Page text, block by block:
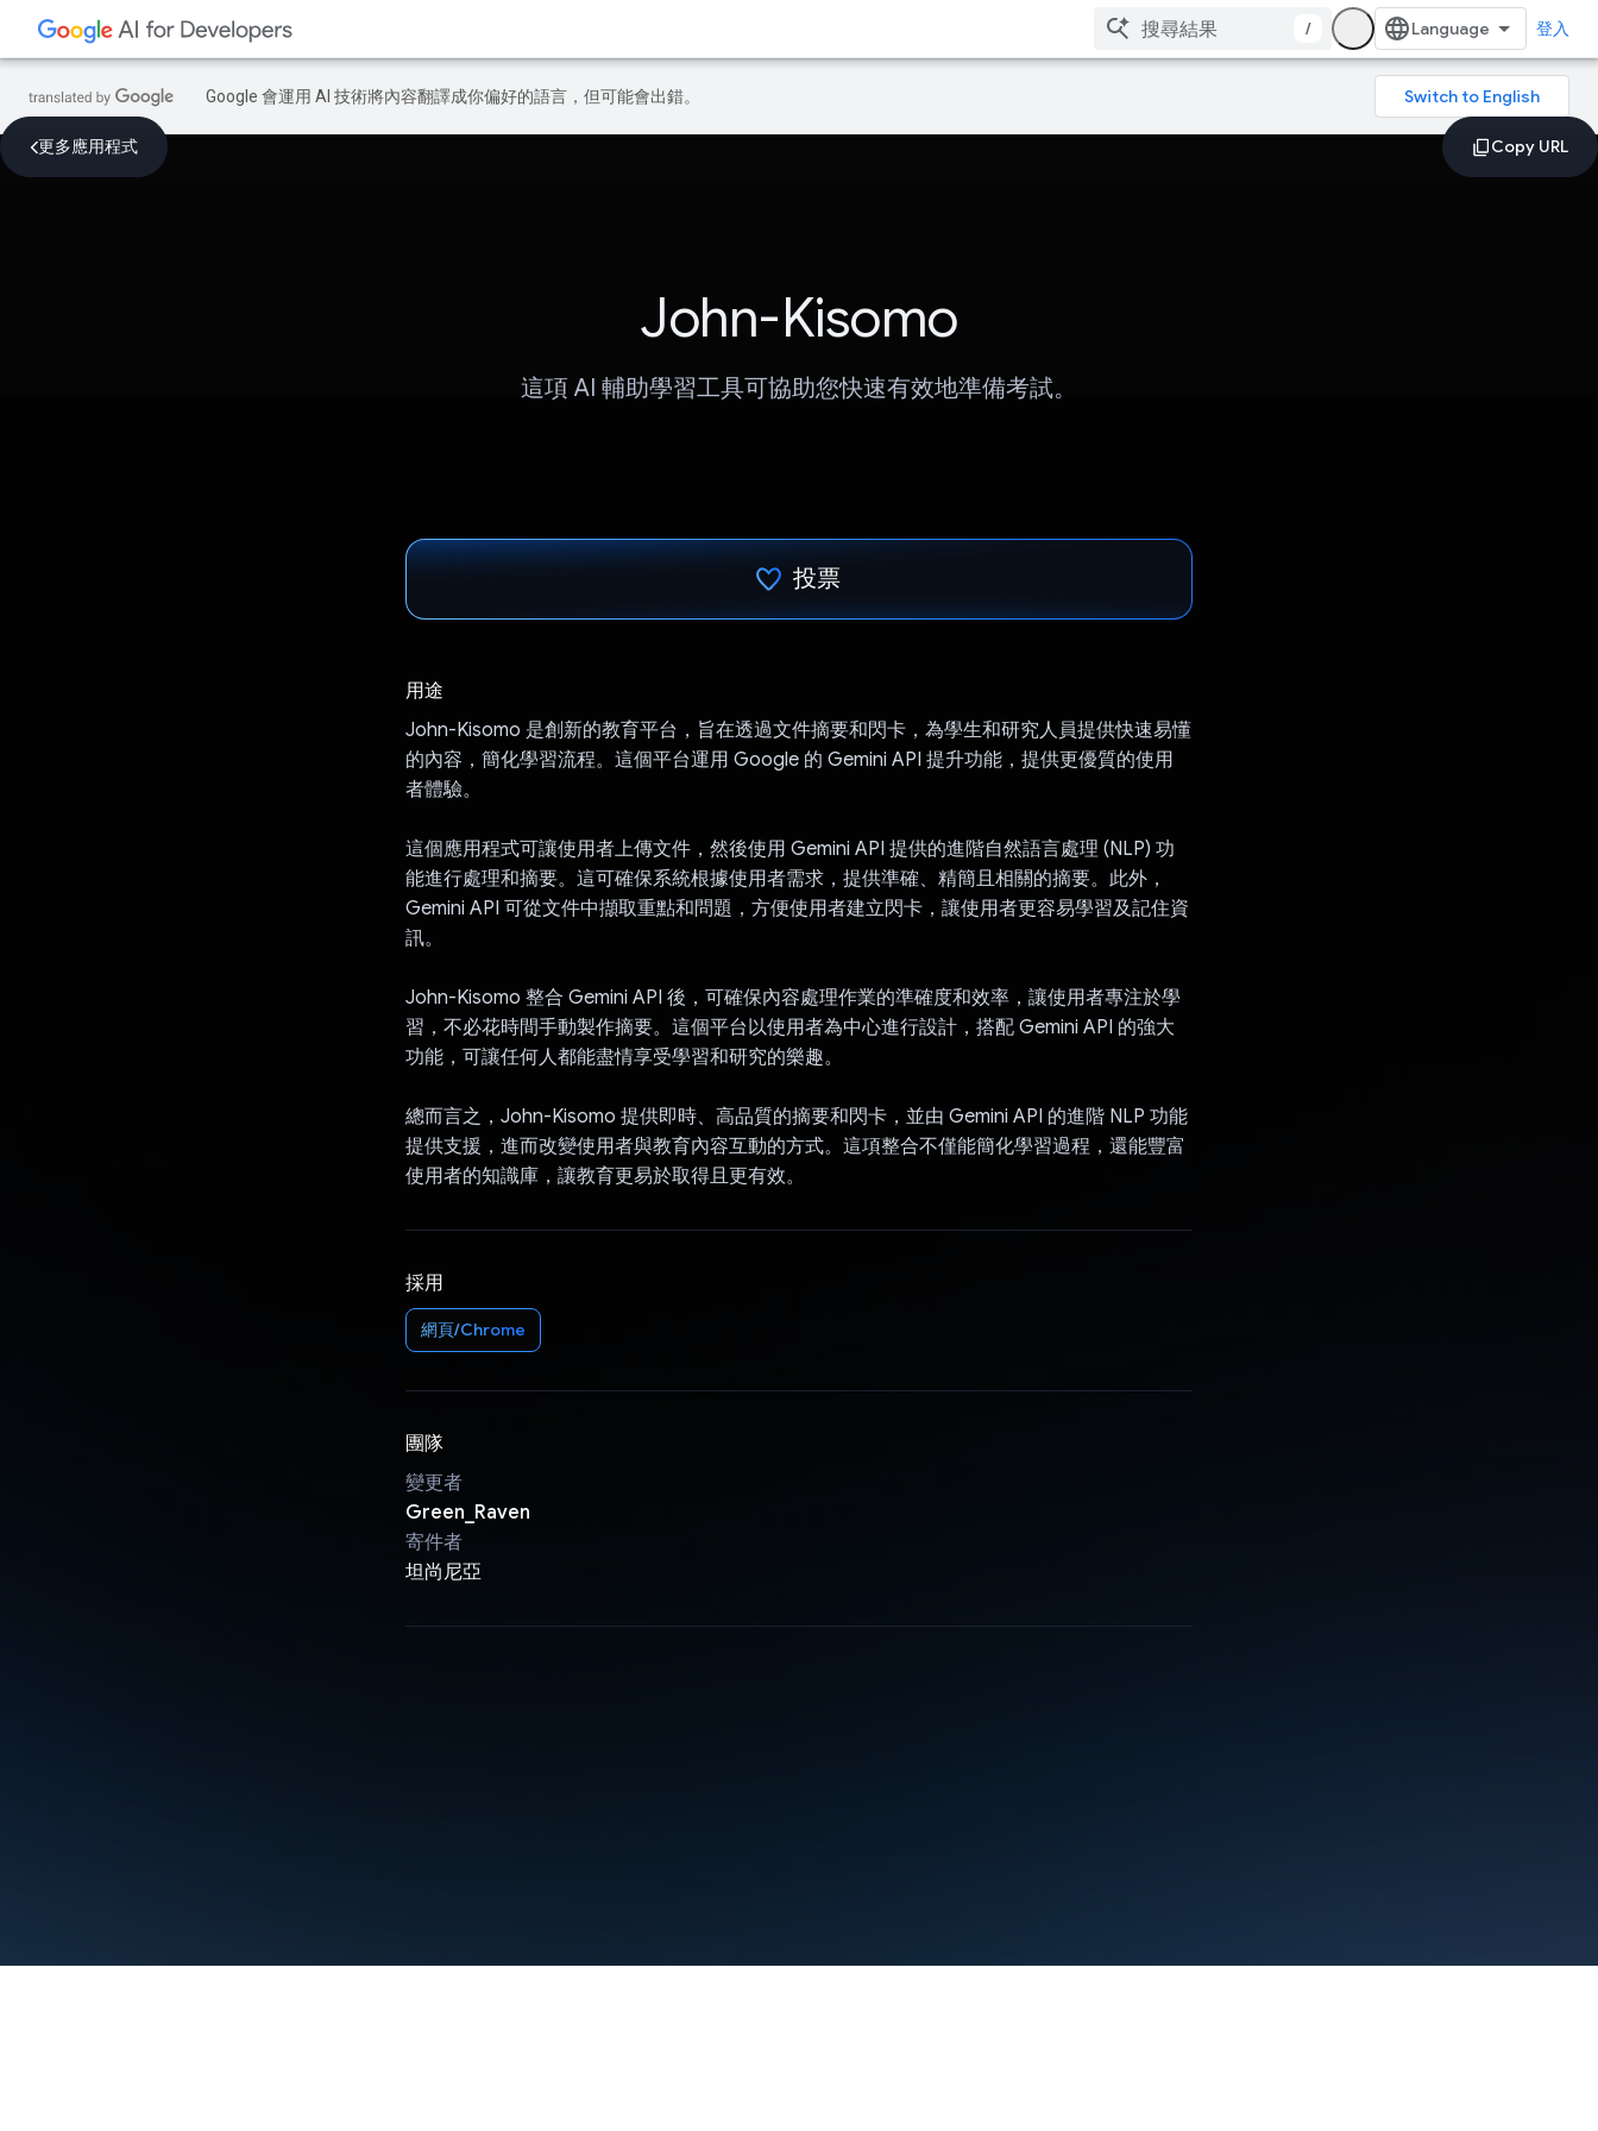
/ 登入
Google 會運用 AI 技術將內容翻譯成你偏好的語言，但可能會出錯。
更多應用程式
John-Kisomo
這項 AI 輔助學習工具可協助您快速有效地準備考試。
投票
用途
John-Kisomo 是創新的教育平台，旨在透過文件摘要和閃卡，為學生和研究人員提供快速易懂
的內容，簡化學習流程。這個平台運用 Google 的 Gemini API 提升功能，提供更優質的使用
者體驗。
這個應用程式可讓使用者上傳文件，然後使用 Gemini API 提供的進階自然語言處理 (NLP) 功
能進行處理和摘要。這可確保系統根據使用者需求，提供準確、精簡且相關的摘要。此外，
Gemini API 可從文件中擷取重點和問題，方便使用者建立閃卡，讓使用者更容易學習及記住資
訊。
John-Kisomo 整合 Gemini API 後，可確保內容處理作業的準確度和效率，讓使用者專注於學
習，不必花時間手動製作摘要。這個平台以使用者為中心進行設計，搭配 Gemini API 的強大
功能，可讓任何人都能盡情享受學習和研究的樂趣。
總而言之，John-Kisomo 提供即時、高品質的摘要和閃卡，並由 Gemini API 的進階 NLP 功能
提供支援，進而改變使用者與教育內容互動的方式。這項整合不僅能簡化學習過程，還能豐富
使用者的知識庫，讓教育更易於取得且更有效。
採用
網頁/Chrome
團隊
變更者
Green_Raven
寄件者
坦尚尼亞